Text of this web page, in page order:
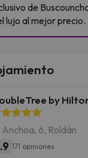
de
lujo al mejor precio.
by
Anchoa, 6, Roldán
171 opiniones